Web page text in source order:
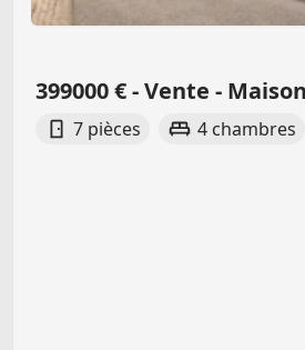
399000 € - Vente -
7 pièces 4 chambres